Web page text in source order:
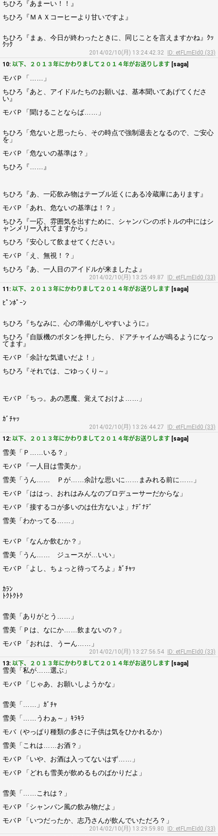
ちひろ『あまーい！！』
ちひろ『ＭＡＸコーヒーより甘いですよ』
ちひろ『まぁ、今日が終わったときに、同じことを言えますかね』ｸｯ
ｸｯｸ
2014/02/10(月) 13:24:42.32
ID: etFLmEId0 (33)
10: 以下、２０１３年にかわりまして２０１４年がお送りします [saga]
モバＰ「……」
ちひろ『あと、アイドルたちのお願いは、基本聞いてあげてくださ
い』
モバＰ「聞けることならば……」
ちひろ「危ないと思ったら、その時点で強制退去となるので、ご安心
を」
モバＰ「危ないの基準は？」
ちひろ『……』
ちひろ『あ、一応飲み物はテーブル近くにある冷蔵庫にあります』
モバＰ「あれ、危ないの基準は！？」
ちひろ『一応、雰囲気を出すために、シャンパンのボトルの中にはシ
ャンメリー入れてますから』
ちひろ『安心して飲ませてください』
モバＰ「え、無視！？」
ちひろ『あ、一人目のアイドルが来ましたよ』
2014/02/10(月) 13:25:49.87
ID: etFLmEId0 (33)
11: 以下、２０１３年にかわりまして２０１４年がお送りします [saga]
ﾋﾟﾝﾎﾟｰﾝ
ちひろ『ちなみに、心の準備がしやすいように』
ちひろ『自販機のボタンを押したら、ドアチャイムが鳴るようになっ
てます』
モバＰ「余計な気遣いだよ！」
ちひろ『それでは、ごゆっくり～』
モバＰ「ちっ。あの悪魔、覚えておけよ……」
ｶﾞﾁｬｯ
2014/02/10(月) 13:26:44.27
ID: etFLmEId0 (33)
12: 以下、２０１３年にかわりまして２０１４年がお送りします [saga]
雪美「Ｐ……いる？」
モバＰ「一人目は雪美か」
雪美「うん…… Ｐが……余計な思いに……まみれる前に……」
モバＰ「ははっ、おれはみんなのプロデューサーだからな」
モバＰ「接するコが多いのは仕方ないよ」ﾅﾃﾞﾅﾃﾞ
雪美「わかってる……」
モバＰ「なんか飲むか？」
雪美「うん…… ジュースが…いい」
モバＰ「よし、ちょっと待ってろよ」ｶﾞﾁｬｯ
ｶﾗﾝ
ﾄｸﾄｸﾄｸ
雪美「ありがとう……」
雪美「Ｐは、なにか……飲まないの？」
モバＰ「おれは、うーん……」
2014/02/10(月) 13:27:56.54
ID: etFLmEId0 (33)
13: 以下、２０１３年にかわりまして２０１４年がお送りします [saga]
雪美「私が……選ぶ」
モバＰ「じゃあ、お願いしようかな」
雪美「……」ｶﾞﾁｬ
雪美「……うわぁ～」ｷﾗｷﾗ
モバ（やっぱり種類の多さに子供は気をひかれるか）
雪美「これは……お酒？」
モバＰ「いや、お酒は入ってないはず……」
モバＰ「どれも雪美が飲めるものばかりだよ」
雪美「……これは？」
モバＰ「シャンパン風の飲み物だよ」
モバＰ「いつだったか、志乃さんが飲んでいただろ？」
2014/02/10(月) 13:29:59.80
ID: etFLmEId0 (33)